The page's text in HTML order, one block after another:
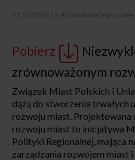
11.05.2026 15:43 informacje prasowe
Pobierz
zrównoważonym
Związek Miast Polskich i
dążą do stworzenia
rozwoju miast. Projektowana
rozwoju miast to inicjatywa
Polityki Regionalnej, mająca
zarządzania rozwojem miast